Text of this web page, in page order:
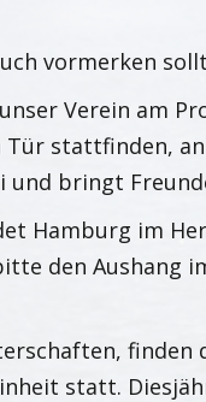
vormerken
Verein am
stattfinden,
und bringt
Hamburg im
den Aushang
finden
statt.